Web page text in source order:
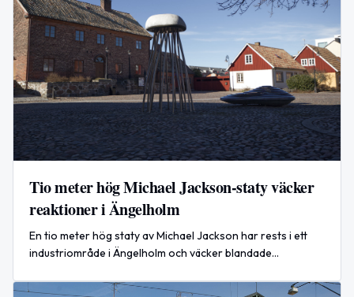
Tio meter hög Michael Jackson-staty väcker
reaktioner i Ängelholm
En tio meter hög staty av Michael Jackson har rests i ett
industriområde i Ängelholm och väcker blandade